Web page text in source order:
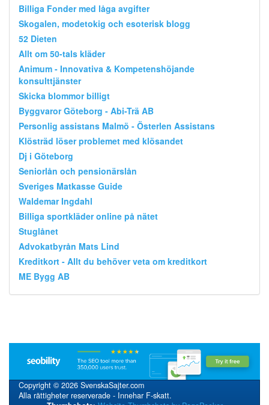
Billiga Fonder med låga avgifter
Skogalen, modetokig och esoterisk blogg
52 Dieten
Allt om 50-tals kläder
Animum - Innovativa & Kompetenshöjande
konsulttjänster
Skicka blommor billigt
Byggvaror Göteborg - Abi-Trä AB
Personlig assistans Malmö - Österlen Assistans
Klösträd löser problemet med klösandet
Dj i Göteborg
Seniorlån och pensionärslån
Sveriges Matkasse Guide
Waldemar Ingdahl
Billiga sportkläder online på nätet
Stuglånet
Advokatbyrån Mats Lind
Kreditkort - Allt du behöver veta om kreditkort
ME Bygg AB
Copyright © 2026 SvenskaSajter.com
Alla rättigheter reserverade - Innehar F-skatt.